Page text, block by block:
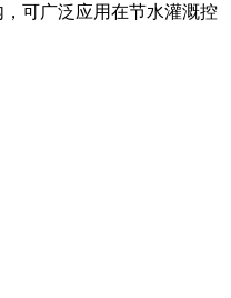
可广泛应用在节水灌溉控